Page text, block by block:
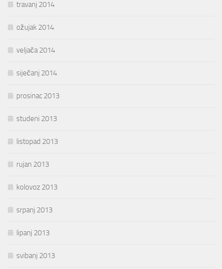
travanj 2014
ožujak 2014
veljača 2014
siječanj 2014
prosinac 2013
studeni 2013
listopad 2013
rujan 2013
kolovoz 2013
srpanj 2013
lipanj 2013
svibanj 2013